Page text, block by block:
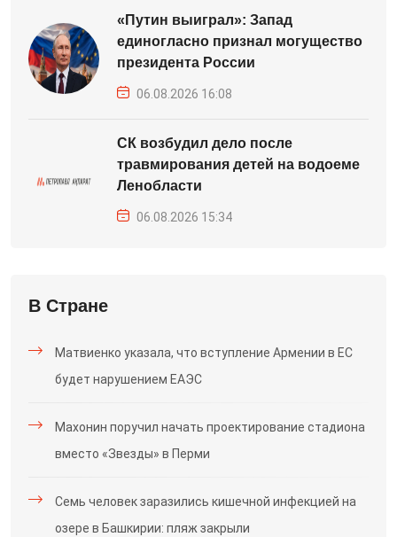
«Путин выиграл»: Запад
единогласно признал могущество
президента России
06.08.2026 16:08
СК возбудил дело после
травмирования детей на водоеме
Ленобласти
06.08.2026 15:34
В Стране
Матвиенко указала, что вступление Армении в ЕС
будет нарушением ЕАЭС
Махонин поручил начать проектирование стадиона
вместо «Звезды» в Перми
Семь человек заразились кишечной инфекцией на
озере в Башкирии: пляж закрыли